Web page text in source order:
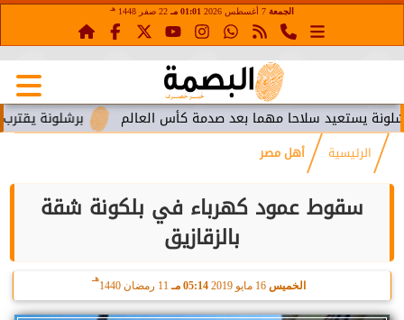
الجمعة 01:01 مـ 22 صفر 1448 هـ
برشلونة يقترب من سلاحا مهما بعد صدمة كأس العالم
الرئيسية أهل مصر
سقوط عمود كهرباء في بلكونة شقة
بالزقازيق
الخميس 16 مايو 2019 05:14 مـ 11 رمضان 1440
هـ